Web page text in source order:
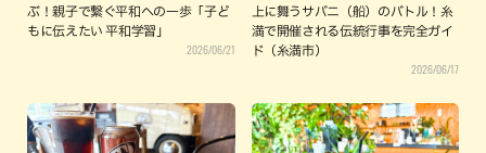
ぶ！親子で繋ぐ平和への一歩「子ど
もに伝えたい 平和学習」
2026/06/21
上に舞うサバニ（船）のバトル！糸
満で開催される伝統行事を完全ガイ
ド（糸満市）
2026/06/17